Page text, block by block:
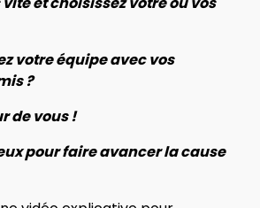
votre équipe avec vos
?
de vous !
pour faire avancer la cause